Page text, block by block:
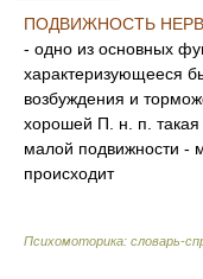
ПОДВИЖНОСТЬ
- одно из основных
характеризующееся
возбуждения и
хорошей П. н. п. такая
малой подвижности -
происходит
Психомоторика: cловарь-